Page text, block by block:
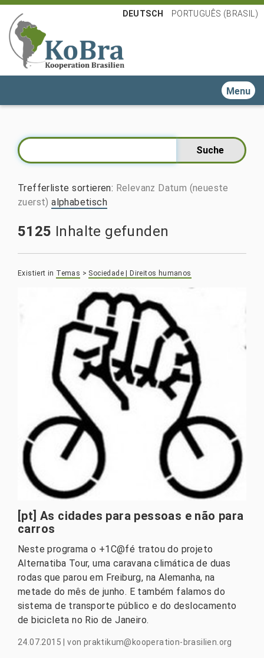
DEUTSCH PORTUGUÊS (BRASIL)
Toggle
Trefferliste sortieren: Relevanz Datum (neueste
zuerst) alphabetisch
5125 Inhalte gefunden
Existiert in Temas > Sociedade | Direitos humanos
[pt] As cidades para pessoas e não para
carros
Neste programa o +1C@fé tratou do projeto
Alternatiba Tour, uma caravana climática de duas
rodas que parou em Freiburg, na Alemanha, na
metade do mês de junho. E também falamos do
sistema de transporte público e do deslocamento
de bicicleta no Rio de Janeiro.
24.07.2015 |von praktikum@kooperation-brasilien.org